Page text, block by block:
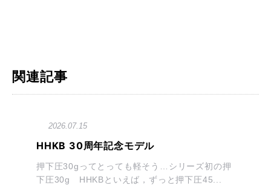
関連記事
2026.07.15
HHKB 30周年記念モデル
押下圧30gってとっても軽そう…シリーズ初の押
下圧30g HHKBといえば，ずっと押下圧45...